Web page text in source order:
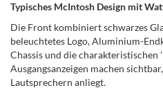
Typisches McIntosh Design mit
Die Front kombiniert schwarzes
beleuchtetes Logo, Aluminium-
Chassis und die
Ausgangsanzeigen machen
Lautsprechern anliegt.